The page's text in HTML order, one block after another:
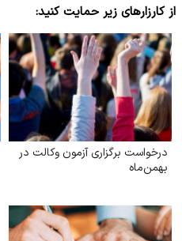
از کارزارهای زیر حمایت کنید:
درخواست برگزاری آزمون وکالت در
بهمن‌ماه